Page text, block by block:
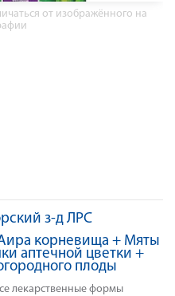
от изображённого на
з-д ЛРС
корневища + Мяты
аптечной цветки +
плоды
лекарственные формы